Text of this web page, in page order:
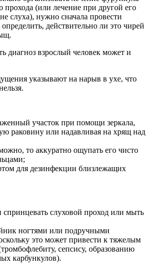
прохода (или лечение при другой его
слуха), нужно сначала провести
определить, действительно ли это чирей
диагноз взрослый человек может и
указывают на нарыв в ухе, что
участок при помощи зеркала,
раковину или надавливая на хрящ над
то аккуратно ощупать его чисто
для дезинфекции близлежащих
слуховой проход или мыть
ногтями или подручными
это может привести к тяжелым
сепсису, образованию
карбункулов).